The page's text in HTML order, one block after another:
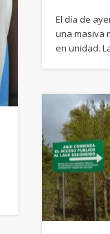
El día de
una masiva
en unidad.